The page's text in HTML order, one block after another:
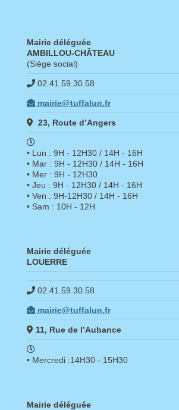
Mairie déléguée
AMBILLOU-CHÂTEAU
(Siège social)
02.41.59.30.58
mairie@tuffalun.fr
23, Route d’Angers
• Lun : 9H - 12H30 / 14H - 16H
• Mar : 9H - 12H30 / 14H - 16H
• Mer : 9H - 12H30
• Jeu : 9H - 12H30 / 14H - 16H
• Ven : 9H-12H30 / 14H - 16H
• Sam : 10H - 12H
Mairie déléguée
LOUERRE
02.41.59.30.58
mairie@tuffalun.fr
11, Rue de l’Aubance
• Mercredi :14H30 - 15H30
Mairie déléguée